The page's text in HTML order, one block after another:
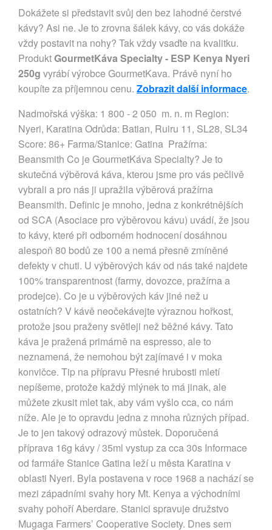
Dokážete si představit svůj den bez lahodné čerstvé
kávy? Asi ne. Je to zrovna šálek kávy, co vás dokáže
vždy postavit na nohy? Tak vždy vsaďte na kvalitku.
ProduktGourmetKáva Specialty - ESP Kenya Nyeri
250g vyrábí výrobce GourmetKava. Právě nyní ho
koupíte za příjemnou cenu. Zobrazit další informace.
Nadmořská výška: 1 800 - 2 050 m. n. m Region:
Nyeri, Karatina Odrůda: Batian, Ruiru 11, SL28, SL34
Score: 86+ Farma/Stanice: Gatina Pražírna:
Beansmith Co je GourmetKáva Specialty? Je to
skutečná výběrová káva, kterou jsme pro vás pečlivě
vybrali a pro nás ji upražila výběrová pražírna
Beansmith. Definic je mnoho, jedna z konkrétnějších
od SCA (Asociace pro výběrovou kávu) uvádí, že jsou
to kávy, které při odborném hodnocení dosáhnou
alespoň 80 bodů ze 100 a nemá přesně zmíněné
defekty v chuti. U výběrových káv od nás také najdete
100% transparentnost (farmy, dovozce, pražírna a
prodejce). Co je u výběrových káv jiné než u
ostatních? V kávě neočekávejte výraznou hořkost,
protože jsou praženy světleji než běžné kávy. Tato
káva je pražená primárně na espresso, ale to
neznamená, že nemohou být zajímavé i v moka
konvičce. Tip na přípravu Přesné hrubosti mletí
nepíšeme, protože každý mlýnek to má jinak, ale
můžete zkusit mlet tak, aby vám vyšlo cca, co nám
níže. Ale je to opravdu jedna z mnoha různých případ.
Je to jen takový odrazový můstek. Doporučená
příprava 16g kávy / 35ml vystup za cca 30s Informace
od farmáře Stanice Gatina leží u města Karatina v
oblasti Nyeri. Byla postavena v roce 1968 a nachází se
mezi západními svahy hory Mt. Kenya a východními
svahy pohoří Aberdare. Stanici spravuje družstvo
Mugaga Farmers’ Cooperative Society. Dnes sem